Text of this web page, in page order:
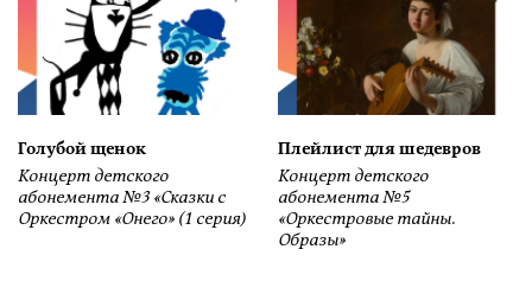
Голубой щенок
Концерт детского
абонемента №3 «Сказки с
Оркестром «Онего» (1 серия)
Плейлист для шедевров
Концерт детского
абонемента №5
«Оркестровые тайны.
Образы»